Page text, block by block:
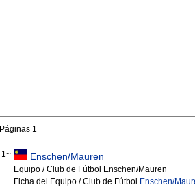
Páginas 1
1~ Enschen/Mauren
Equipo / Club de Fútbol Enschen/Mauren
Ficha del Equipo / Club de Fútbol Enschen/